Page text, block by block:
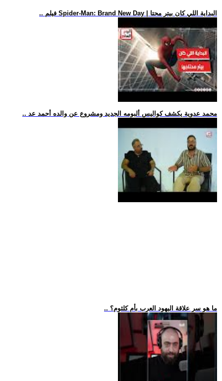
.. فيلم Spider-Man: Brand New Day | البداية اللي كان بيتر محتا
.. محمد عدوية يكشف كواليس ألبومه الجديد ومشروع عن والده أحمد عد
.. ما هو سر علاقة اليهود العرب بأم كلثوم؟